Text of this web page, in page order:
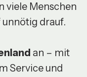
viele Menschen
drauf.
an – mit
Service und